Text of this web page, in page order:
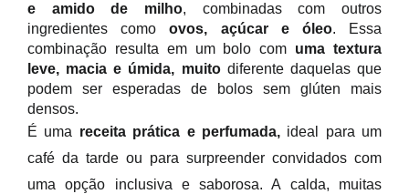
e amido de milho, combinadas com outros
ingredientes comoovos, açúcar e óleo. Essa
combinação resulta em um bolo com uma textura
leve, macia e úmida, muitodiferente daquelas que
podem ser esperadas de bolos sem glúten mais
densos.
É uma receita prática e perfumada,ideal para um
café da tarde ou para surpreender convidados com
uma opção inclusiva e saborosa. A calda, muitas